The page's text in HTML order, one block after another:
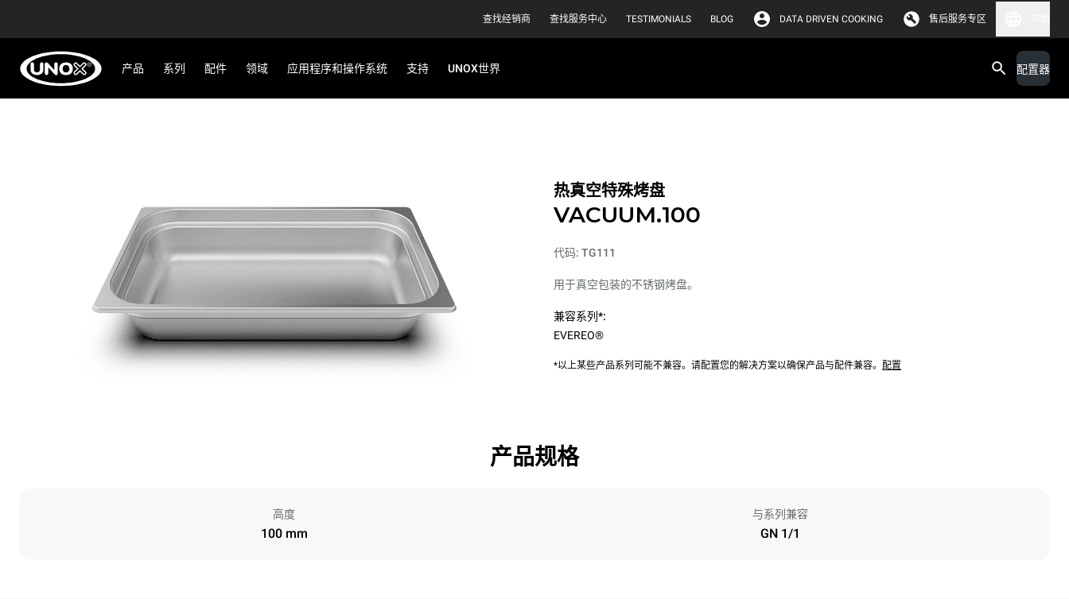
查找经销商 查找服务中心 TESTIMONIALS BLOG DATA DRIVEN COOKING 售后服务专区
产品 系列 配件 领域 应用程序和操作系统 支持 UNOX世界 配置器
热真空特殊烤盘
VACUUM.100
代码: TG111
用于真空包装的不锈钢烤盘。
兼容系列*:
EVEREO®
*以上某些产品系列可能不兼容。请配置您的解决方案以确保产品与配件兼容。 配置
产品规格
高度
100 mm
与系列兼容
GN 1/1